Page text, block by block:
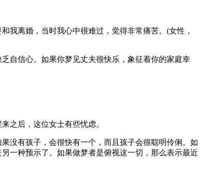
离婚，当时我心中很难过，觉得非常痛苦。(女性，
自信心。如果你梦见丈夫很快乐，象征着你的家庭幸
之后，这位女士有些忧虑。
没有孩子，会很快有一个，而且孩子会很聪明伶俐。如
一种预示了。如果做梦者是俯视这一切，那么表示最近